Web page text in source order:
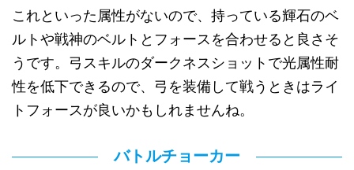
これといった属性がないので、持っている輝石のベ
ルトや戦神のベルトとフォースを合わせると良さそ
うです。弓スキルのダークネスショットで光属性耐
性を低下できるので、弓を装備して戦うときはライ
トフォースが良いかもしれませんね。
バトルチョーカー